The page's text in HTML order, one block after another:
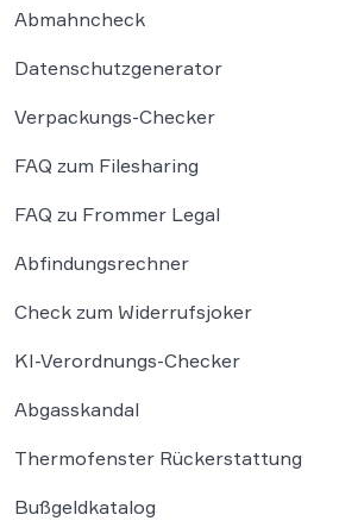
Abmahncheck
Datenschutzgenerator
Verpackungs-Checker
FAQ zum Filesharing
FAQ zu Frommer Legal
Abfindungsrechner
Check zum Widerrufsjoker
KI-Verordnungs-Checker
Abgasskandal
Thermofenster Rückerstattung
Bußgeldkatalog